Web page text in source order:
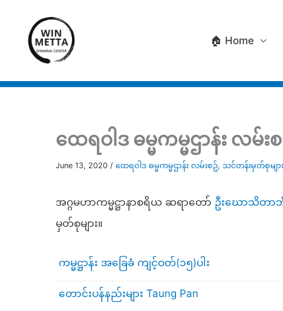
content
🏠 Home
ထေရဝါဒ ဓမ္မကမ္မဌာန်း လမ်
June 13, 2020 / ထေရဝါဒ ဓမ္မကမ္မဌာန်း လမ်းစဥ်, သင်တန်းမှတ်စုများ
အဂ္ဂမဟာကမ္မဋ္ဌာနာစရိယ ဆရာတော် ဦးဃောသိတ
မှတ်စုများ။
ကမ္မဋ္ဌာန်း အခြေခံ ကျင့်ဝတ်(၁၅)ပါး
တောင်းပန်နည်းများ Taung Pan